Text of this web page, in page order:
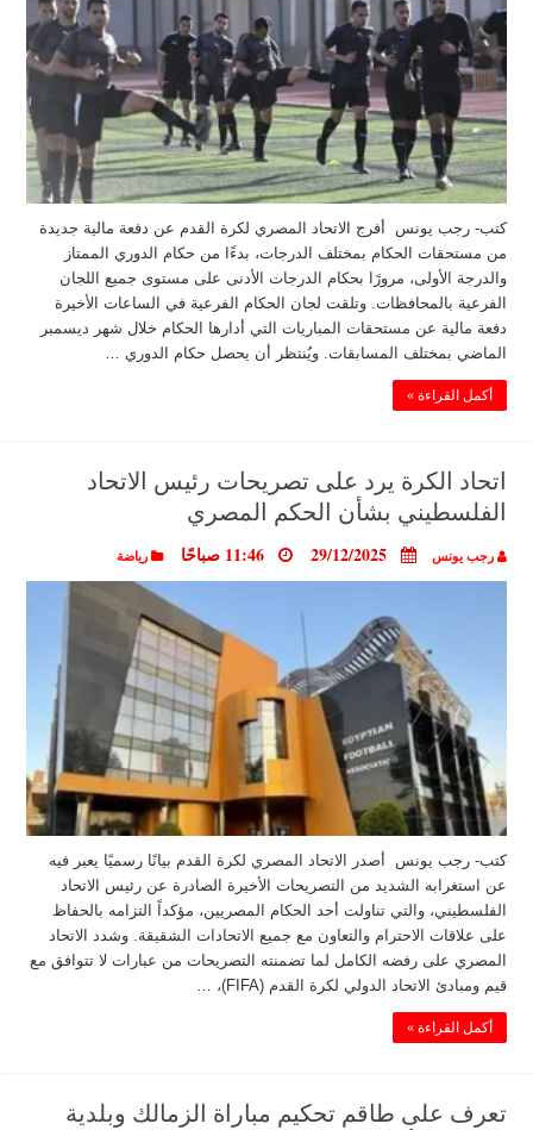
كتب- رجب يونس أفرج الاتحاد المصري لكرة القدم عن دفعة مالية جديدة
من مستحقات الحكام بمختلف الدرجات، بدءًا من حكام الدوري الممتاز
والدرجة الأولى، مرورًا بحكام الدرجات الأدنى على مستوى جميع اللجان
الفرعية بالمحافظات. وتلقت لجان الحكام الفرعية في الساعات الأخيرة
دفعة مالية عن مستحقات المباريات التي أدارها الحكام خلال شهر ديسمبر
الماضي بمختلف المسابقات. ويُنتظر أن يحصل حكام الدوري …
أكمل القراءة »
اتحاد الكرة يرد على تصريحات رئيس الاتحاد
الفلسطيني بشأن الحكم المصري
رجب يونس 29/12/2025 11:46 صباحًا رياضة
كتب- رجب يونس أصدر الاتحاد المصري لكرة القدم بيانًا رسميًا يعبر فيه
عن استغرابه الشديد من التصريحات الأخيرة الصادرة عن رئيس الاتحاد
الفلسطيني، والتي تناولت أحد الحكام المصريين، مؤكداً التزامه بالحفاظ
على علاقات الاحترام والتعاون مع جميع الاتحادات الشقيقة. وشدد الاتحاد
المصري على رفضه الكامل لما تضمنته التصريحات من عبارات لا تتوافق مع
قيم ومبادئ الاتحاد الدولي لكرة القدم (FIFA)، …
أكمل القراءة »
تعرف على طاقم تحكيم مباراة الزمالك وبلدية